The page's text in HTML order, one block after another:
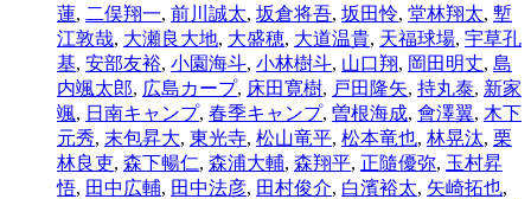
蓮, 二俣翔一, 前川誠太, 坂倉将吾, 坂田怜, 堂林翔太, 塹
江敦哉, 大瀬良大地, 大盛穂, 大道温貴, 天福球場, 宇草孔
基, 安部友裕, 小園海斗, 小林樹斗, 山口翔, 岡田明丈, 島
内颯太郎, 広島カープ, 床田寛樹, 戸田隆矢, 持丸泰, 新家
颯, 日南キャンプ, 春季キャンプ, 曽根海成, 會澤翼, 木下
元秀, 末包昇大, 東光寺, 松山竜平, 松本竜也, 林晃汰, 栗
林良吏, 森下暢仁, 森浦大輔, 森翔平, 正隨優弥, 玉村昇
悟, 田中広輔, 田中法彦, 田村俊介, 白濱裕太, 矢崎拓也,